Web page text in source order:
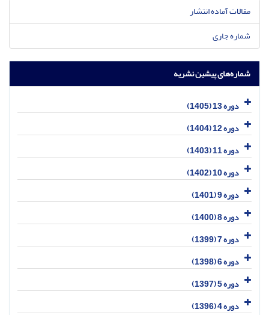
مقالات آماده انتشار
شماره جاری
شماره‌های پیشین نشریه
دوره 13 (1405)
دوره 12 (1404)
دوره 11 (1403)
دوره 10 (1402)
دوره 9 (1401)
دوره 8 (1400)
دوره 7 (1399)
دوره 6 (1398)
دوره 5 (1397)
دوره 4 (1396)